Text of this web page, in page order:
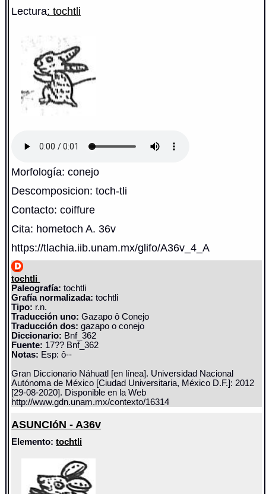
Lectura: tochtli
Morfología: conejo
Descomposicion: toch-tli
Contacto: coiffure
Cita: hometoch A. 36v
https://tlachia.iib.unam.mx/glifo/A36v_4_A
tochtli
Paleografía: tochtli
Grafía normalizada: tochtli
Tipo: r.n.
Traducción uno: Gazapo ô Conejo
Traducción dos: gazapo o conejo
Diccionario: Bnf_362
Fuente: 17?? Bnf_362
Notas: Esp: ô--
Gran Diccionario Náhuatl [en línea]. Universidad Nacional
Autónoma de México [Ciudad Universitaria, México D.F.]: 2012
[29-08-2020]. Disponible en la Web
http://www.gdn.unam.mx/contexto/16314
ASUNCIóN - A36v
Elemento:tochtli